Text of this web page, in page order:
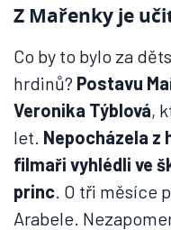
Z Mařenky je
Co by to bylo za
hrdinů? Postavu
Veronika Týblová,
let. Nepocházela z
filmaři vyhlédli ve
princ . O tři měsíce
Arabele.